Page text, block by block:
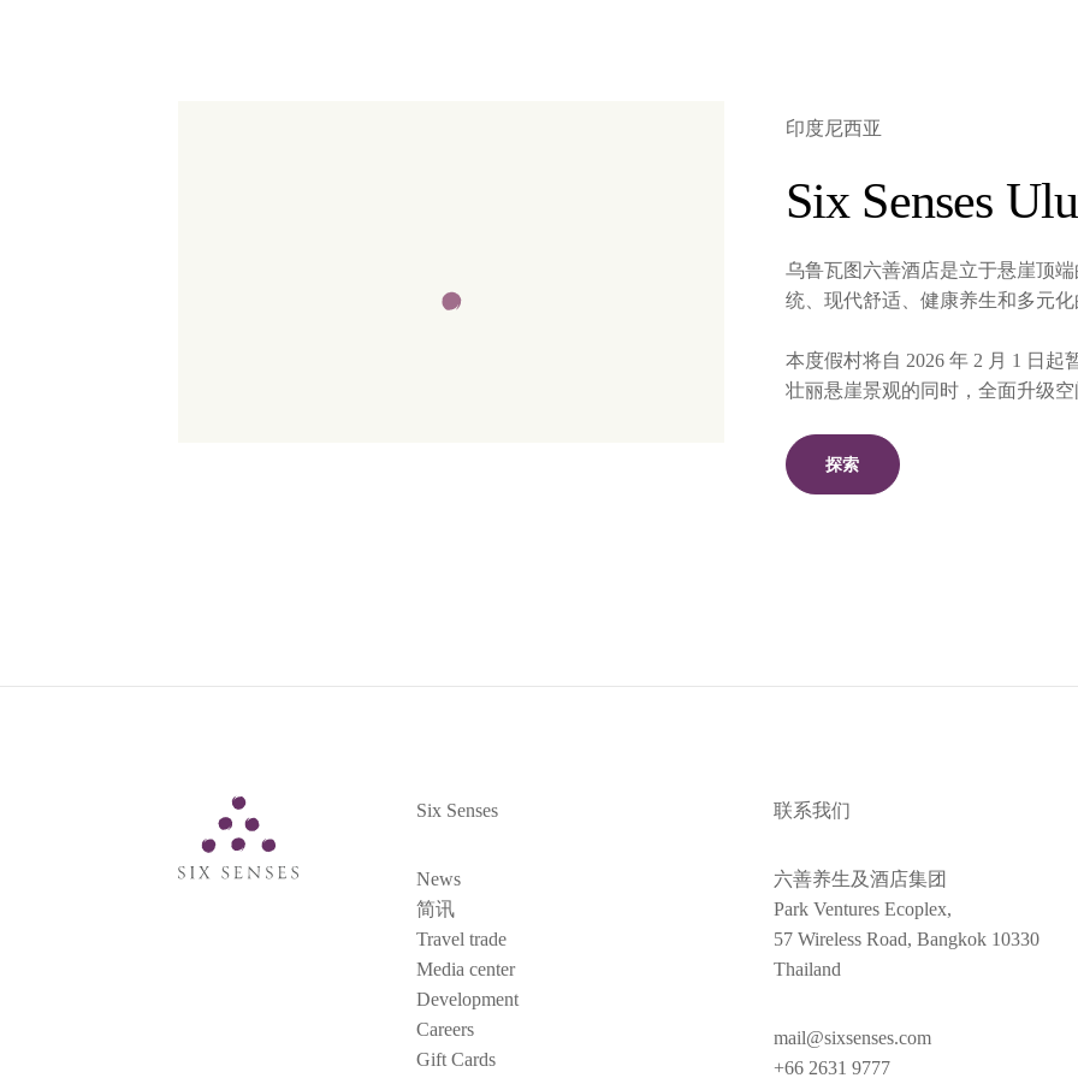
印度尼西亚
Six Senses
乌鲁瓦图六善酒店是立于悬崖顶
统、现代舒适、健康养生和多元化
本度假村将自 2026 年 2 月 1 日
壮丽悬崖景观的同时，全面升级空
探索
Six Senses
News
简讯
Travel trade
Media center
Development
Careers
Gift Cards
联系我们
六善养生及酒店集团
Park Ventures Ecoplex,
57 Wireless Road, Bangkok 10330
Thailand
mail@sixsenses.com
+66 2631 9777